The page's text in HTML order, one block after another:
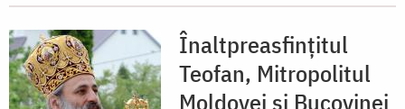
Înaltpreasfințitul
Teofan, Mitropolitul
Moldovei și Bucovinei